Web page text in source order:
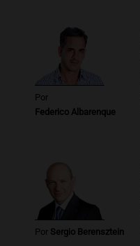
Por
Federico Albarenque
Por Sergio Berensztein